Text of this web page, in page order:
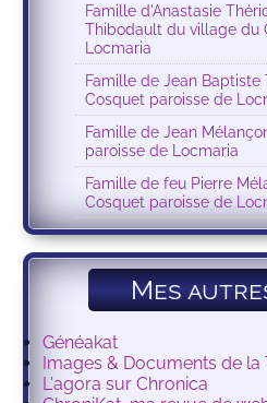
Famille d'Anastasie
Thibodault du village du
Locmaria
Famille de Jean
Cosquet paroisse de
Famille de Jean
paroisse de Locmaria
Famille de feu Pierre
Cosquet paroisse de
Mes
Généakat
Images & Documents de la
L'agora sur Chronica